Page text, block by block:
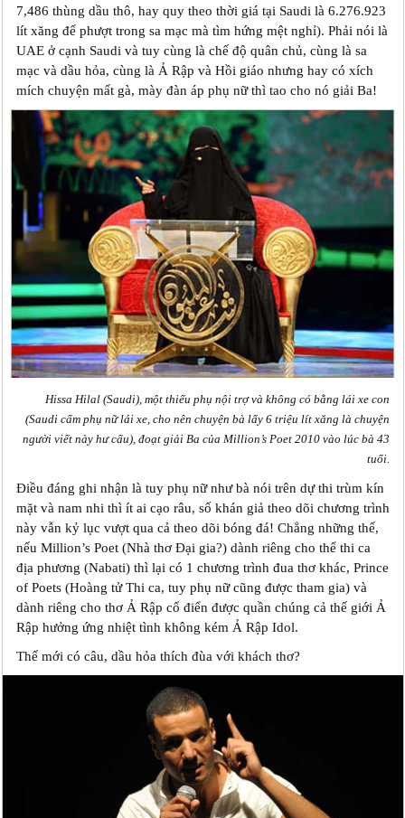
7,486 thùng dầu thô, hay quy theo thời giá tại Saudi là 6.276.923
lít xăng để phượt trong sa mạc mà tìm hứng mệt nghỉ). Phải nói là
UAE ở cạnh Saudi và tuy cùng là chế độ quân chủ, cùng là sa
mạc và dầu hỏa, cùng là Ả Rập và Hồi giáo nhưng hay có xích
mích chuyện mất gà, mày đàn áp phụ nữ thì tao cho nó giải Ba!
Hissa Hilal (Saudi), một thiếu phụ nội trợ và không có bằng lái xe con
(Saudi cấm phụ nữ lái xe, cho nên chuyện bà lấy 6 triệu lít xăng là chuyện
người viết này hư cấu), đoạt giải Ba của Million’s Poet 2010 vào lúc bà 43
tuổi.
Điều đáng ghi nhận là tuy phụ nữ như bà nói trên dự thi trùm kín
mặt và nam nhi thì ít ai cạo râu, số khán giả theo dõi chương trình
này vẫn kỷ lục vượt qua cả theo dõi bóng đá! Chẳng những thế,
nếu Million’s Poet (Nhà thơ Đại gia?) dành riêng cho thể thi ca
địa phương (Nabati) thì lại có 1 chương trình đua thơ khác, Prince
of Poets (Hoàng tử Thi ca, tuy phụ nữ cũng được tham gia) và
dành riêng cho thơ Ả Rập cổ điển được quần chúng cả thế giới Ả
Rập hưởng ứng nhiệt tình không kém Ả Rập Idol.
Thế mới có câu, dầu hỏa thích đùa với khách thơ?